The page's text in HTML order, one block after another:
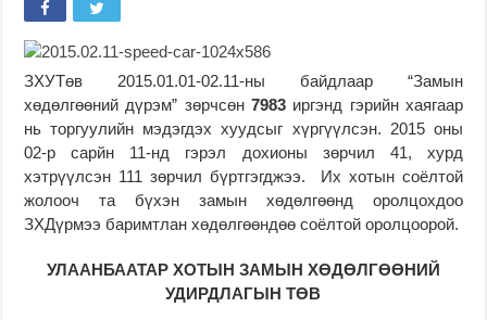
ЗХУТөв 2015.01.01-02.11-ны байдлаар “Замын
хөдөлгөөний дүрэм” зөрчсөн 7983 иргэнд гэрийн хаягаар
нь торгуулийн мэдэгдэх хуудсыг хүргүүлсэн. 2015 оны
02-р сарйн 11-нд гэрэл дохионы зөрчил 41, хурд
хэтрүүлсэн 111 зөрчил бүртгэгджээ. Их хотын соёлтой
жолооч та бүхэн замын хөдөлгөөнд оролцохдоо
ЗХДүрмээ баримтлан хөдөлгөөндөө соёлтой оролцоорой.
УЛААНБААТАР ХОТЫН ЗАМЫН ХӨДӨЛГӨӨНИЙ
УДИРДЛАГЫН ТӨВ